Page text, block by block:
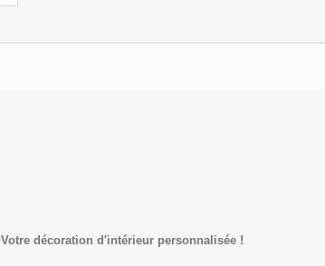
Votre décoration d'intérieur personnalisée !